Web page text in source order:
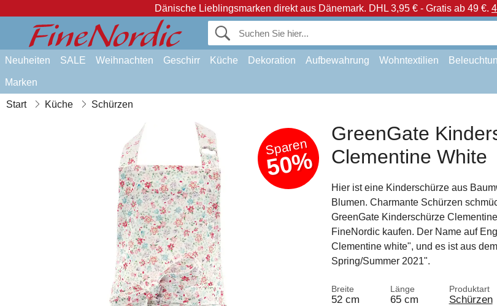
Dänische Lieblingsmarken direkt aus Dänemark. DHL 3,95 € - Gratis ab 49 €.
Neuheiten SALE Weihnachten Geschirr Küche Dekoration Aufbewahrung Wohntextilien
Marken
Start Küche Schürzen
Sparen
50%
GreenGate
Clementine White
Hier ist eine Kinderschürze aus
Blumen. Charmante Schürzen
GreenGate Kinderschürze
FineNordic kaufen. Der Name auf
Clementine white", und es ist aus
Spring/Summer 2021".
Breite
52 cm
Länge
65 cm
Produktart
Schürzen